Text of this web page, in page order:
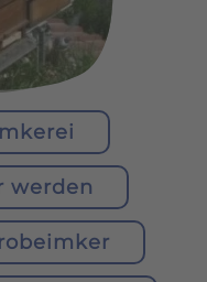
werden